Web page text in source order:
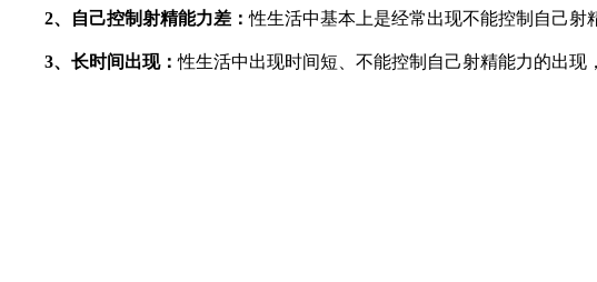
2、自己控制射精能力差：性生活中基本上是经常出现不能控制自己射
3、长时间出现：性生活中出现时间短、不能控制自己射精能力的出现